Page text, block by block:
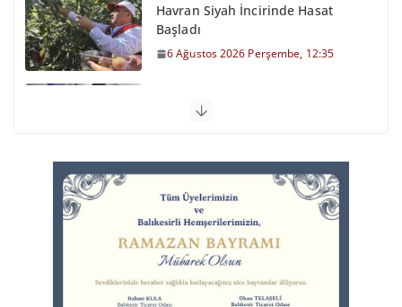
Havran Siyah İncirinde Hasat
Başladı
6 Ağustos 2026 Perşembe, 12:35
Otomobil Şarampole Devrildi
Balıkesirspor Sevdası İçin
Memleket Tek Yürek
6 Ağustos 2026 Perşembe, 11:51
Büyükşehir’den Kepsut’a Yatırım